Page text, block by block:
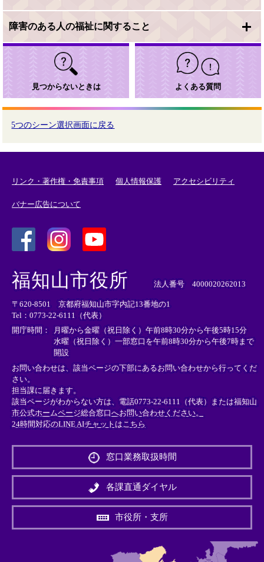
障害のある人の福祉に関すること
見つからないときは よくある質問
5つのシーン選択画面に戻る
リンク・著作権・免責事項 個人情報保護 アクセシビリティ
バナー広告について
外
部
リ
ン
ク
＞
外
リ
ン
ク
＞
外
部
ン
ク
＞
福知山市役所 法人番号 4000020262013
〒620-8501 京都府福知山市字内記13番地の1
Tel：0773-22-6111（代表）
開庁時間：
月曜から金曜（祝日除く）午前8時30分から午後5時15分
水曜（祝日除く）一部窓口を午前8時30分から午後7時まで
開設
お問い合わせは、該当ページの下部にあるお問い合わせから行ってくだ
さい。
担当課に届きます。
該当ページがわからない方は、電話0773-22-6111（代表）または福知山
市公式ホームページ総合窓口へお問い合わせください。
24時間対応のLINE AIチャットはこちら
外
リ
ン
＞
窓口業務取扱時間
各課直通ダイヤル
市役所・支所